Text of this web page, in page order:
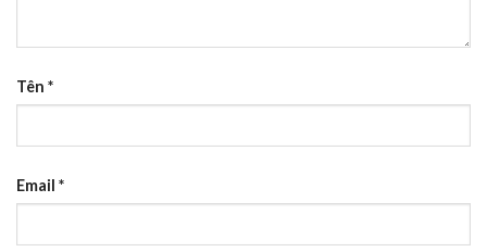
Tên *
Email *